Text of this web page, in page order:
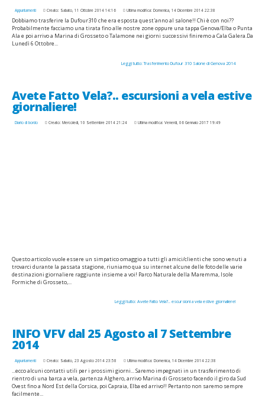
Appuntamenti Creato: Sabato, 11 Ottobre 2014 14:16 Ultima modifica: Domenica, 14 Dicembre 2014 22:38
Dobbiamo trasferire la ‪Dufour310‬ che era esposta quest'anno al salone!! Chi è con noi??
Probabilmente facciamo una tirata fino alle nostre zone oppure una tappa Genova/Elba o Punta
Ala e poi arrivo a Marina di Grosseto o Talamone nei giorni successivi finiremo a Cala Galera.Da
Lunedì 6 Ottobre...
Leggi tutto: Trasferimento Dufour 310 Salone di Genova 2014
Avete Fatto Vela?.. escursioni a vela estive
giornaliere!
Diario di bordo Creato: Mercoledì, 10 Settembre 2014 21:24 Ultima modifica: Venerdì, 06 Gennaio 2017 19:49
Questo articolo vuole essere un simpatico omaggio a tutti gli amici/clienti che sono venuti a
trovarci durante la passata stagione, riuniamo qua su internet alcune delle foto delle varie
destinazioni giornaliere raggiunte insieme a voi! Parco Naturale della Maremma, Isole
Formiche di Grosseto,...
Leggi tutto: Avete Fatto Vela?.. escursioni a vela estive giornaliere!
INFO VFV dal 25 Agosto al 7 Settembre
2014
Appuntamenti Creato: Sabato, 23 Agosto 2014 23:58 Ultima modifica: Domenica, 14 Dicembre 2014 22:38
...ecco alcuni contatti utili per i prossimi giorni... Saremo impegnati in un trasferimento di
rientro di una barca a vela, partenza Alghero, arrivo Marina di Grosseto facendo il giro da Sud
Ovest fino a Nord Est della Corsica, poi Capraia, Elba ed arrivo!! Pertanto non saremo sempre
facilmente...